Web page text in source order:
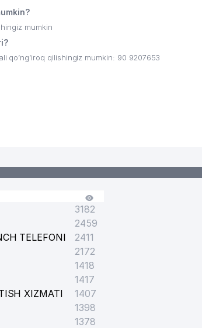
mumkin
qo’ng’iroq qilishingiz mumkin: 90 9207653
3182
2459
TELEFONI
2411
2172
1418
1417
XIZMATI
1407
1398
1378